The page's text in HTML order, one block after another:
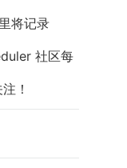
将记录
社区每
！